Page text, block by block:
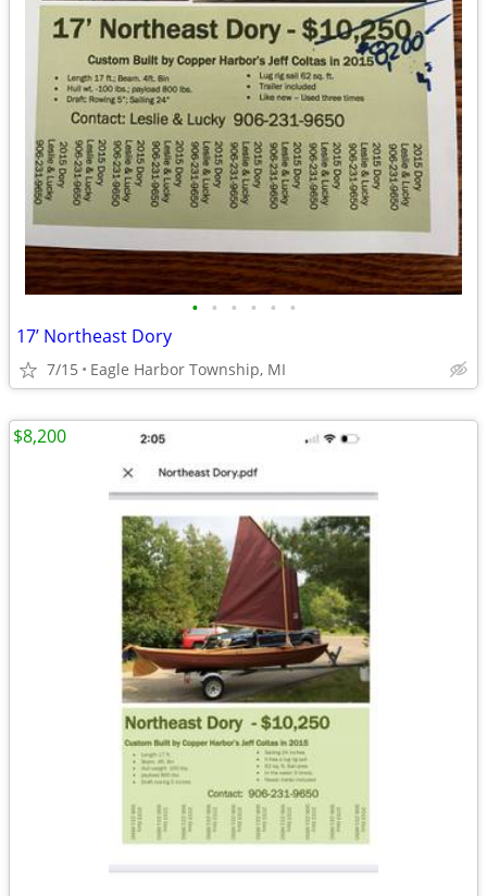
• • • • • •
17’ Northeast Dory
7/15 Eagle Harbor Township, MI
$8,200